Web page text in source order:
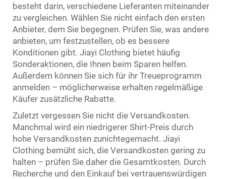
besteht darin, verschiedene Lieferanten miteinander
zu vergleichen. Wählen Sie nicht einfach den ersten
Anbieter, dem Sie begegnen. Prüfen Sie, was andere
anbieten, um festzustellen, ob es bessere
Konditionen gibt. Jiayi Clothing bietet häufig
Sonderaktionen, die Ihnen beim Sparen helfen.
Außerdem können Sie sich für ihr Treueprogramm
anmelden – möglicherweise erhalten regelmäßige
Käufer zusätzliche Rabatte.
Zuletzt vergessen Sie nicht die Versandkosten.
Manchmal wird ein niedrigerer Shirt-Preis durch
hohe Versandkosten zunichtegemacht. Jiayi
Clothing bemüht sich, die Versandkosten gering zu
halten – prüfen Sie daher die Gesamtkosten. Durch
Recherche und den Einkauf bei vertrauenswürdigen